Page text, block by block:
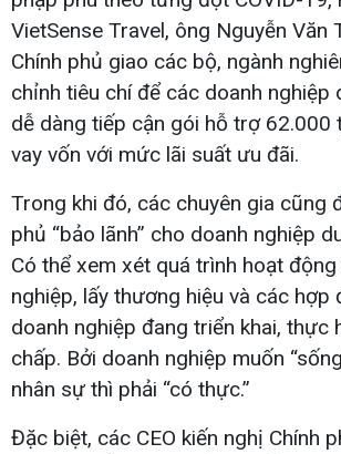
VietSense Travel, ông Nguyễn Văn
Chính phủ giao các bộ, ngành
chỉnh tiêu chí để các doanh nghiệp
dễ dàng tiếp cận gói hỗ trợ 62.000
vay vốn với mức lãi suất ưu đãi.
Trong khi đó, các chuyên gia cũng
phủ “bảo lãnh” cho doanh nghiệp
Có thể xem xét quá trình hoạt
nghiệp, lấy thương hiệu và các hợp
doanh nghiệp đang triển khai, thực
chấp. Bởi doanh nghiệp muốn
nhân sự thì phải “có thực.”
Đặc biệt, các CEO kiến nghị Chính